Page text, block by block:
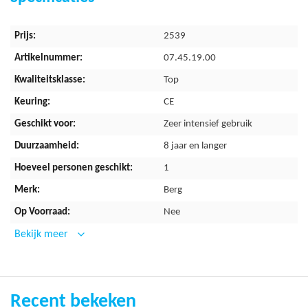
Meer
2539
07.45.19.00
Top
CE
Zeer intensief gebruik
8 jaar en langer
1
Berg
Nee
Bekijk meer
Recent bekeken